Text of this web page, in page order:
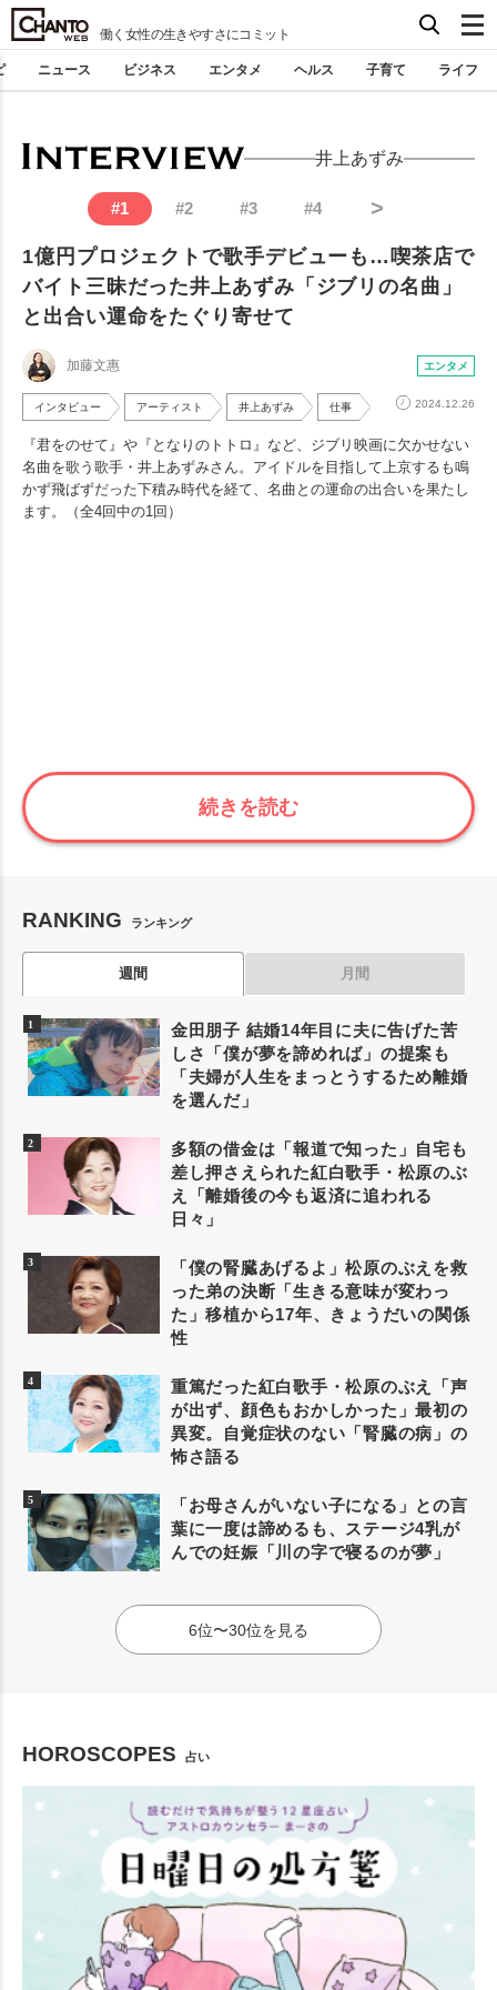
働く女性の生きやすさにコミット
ニュース ビジネス エンタメ ヘルス 子育て ライフ
井上あずみ
#1 #2 #3 #4 >
1億円プロジェクトで歌手デビューも…喫茶店で
バイト三昧だった井上あずみ「ジブリの名曲」
と出合い運命をたぐり寄せて
加藤文惠 エンタメ
インタビュー アーティスト 井上あずみ 仕事 2024.12.26
『君をのせて』や『となりのトトロ』など、ジブリ映画に欠かせない
名曲を歌う歌手・井上あずみさん。アイドルを目指して上京するも鳴
かず飛ばずだった下積み時代を経て、名曲との運命の出合いを果たし
ます。（全4回中の1回）
続きを読む
RANKING ランキング
週間 月間
金田朋子 結婚14年目に夫に告げた苦
しさ「僕が夢を諦めれば」の提案も
「夫婦が人生をまっとうするため離婚
を選んだ」
多額の借金は「報道で知った」自宅も
差し押さえられた紅白歌手・松原のぶ
え「離婚後の今も返済に追われる
日々」
「僕の腎臓あげるよ」松原のぶえを救
った弟の決断「生きる意味が変わっ
た」移植から17年、きょうだいの関係
性
重篤だった紅白歌手・松原のぶえ「声
が出ず、顔色もおかしかった」最初の
異変。自覚症状のない「腎臓の病」の
怖さ語る
「お母さんがいない子になる」との言
葉に一度は諦めるも、ステージ4乳が
んでの妊娠「川の字で寝るのが夢」
6位〜30位を見る
HOROSCOPES 占い